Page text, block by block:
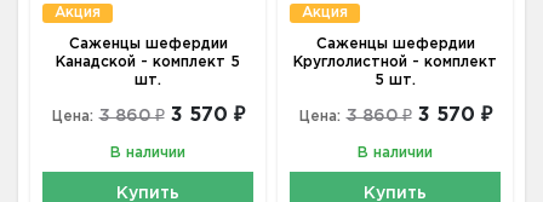
Акция
Саженцы шефердии
Канадской - комплект 5
шт.
Цена: 3 860 ₽ 3 570 ₽
В наличии
Купить
Акция
Саженцы шефердии
Круглолистной - комплект
5 шт.
Цена: 3 860 ₽ 3 570 ₽
В наличии
Купить